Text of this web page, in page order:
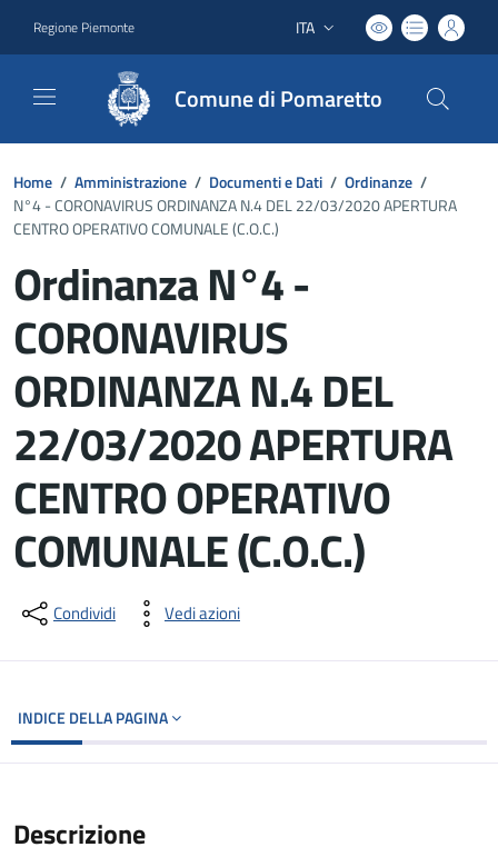
Regione Piemonte Lingua attiva:
ITA
Comune di Pomaretto
Home / Amministrazione / Documenti e Dati / Ordinanze /
N°4 - CORONAVIRUS ORDINANZA N.4 DEL 22/03/2020 APERTURA
CENTRO OPERATIVO COMUNALE (C.O.C.)
Ordinanza N°4 -
CORONAVIRUS
ORDINANZA N.4 DEL
22/03/2020 APERTURA
CENTRO OPERATIVO
COMUNALE (C.O.C.)
Dettagli del documento
Condividi Vedi azioni
INDICE DELLA PAGINA
Descrizione